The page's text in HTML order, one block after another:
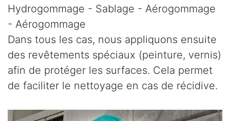
Hydrogommage - Sablage - Aérogommage
- Aérogommage
Dans tous les cas, nous appliquons ensuite
des revêtements spéciaux (peinture, vernis)
afin de protéger les surfaces. Cela permet
de faciliter le nettoyage en cas de récidive.